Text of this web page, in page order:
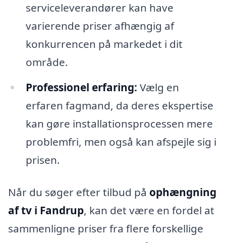
serviceleverandører kan have
varierende priser afhængig af
konkurrencen på markedet i dit
område.
Professionel erfaring: Vælg en
erfaren fagmand, da deres ekspertise
kan gøre installationsprocessen mere
problemfri, men også kan afspejle sig i
prisen.
Når du søger efter tilbud på ophængning
af tv i Fandrup, kan det være en fordel at
sammenligne priser fra flere forskellige